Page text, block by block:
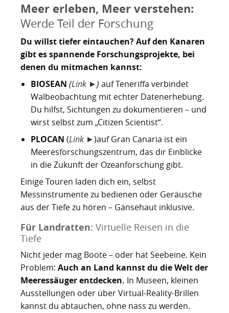
Meer erleben, Meer verstehen:
Werde Teil der Forschung
Du willst tiefer eintauchen? Auf den Kanaren
gibt es spannende Forschungsprojekte, bei
denen du mitmachen kannst:
BIOSEAN (Link ►) auf Teneriffa verbindet
Walbeobachtung mit echter Datenerhebung.
Du hilfst, Sichtungen zu dokumentieren – und
wirst selbst zum „Citizen Scientist“.
PLOCAN(Link ►)auf Gran Canaria ist ein
Meeresforschungszentrum, das dir Einblicke
in die Zukunft der Ozeanforschung gibt.
Einige Touren laden dich ein, selbst
Messinstrumente zu bedienen oder Geräusche
aus der Tiefe zu hören – Gänsehaut inklusive.
Für Landratten: Virtuelle Reisen in die
Tiefe
Nicht jeder mag Boote – oder hat Seebeine. Kein
Problem:Auch an Land kannst du die Welt der
Meeressäuger entdecken. In Museen, kleinen
Ausstellungen oder über Virtual-Reality-Brillen
kannst du abtauchen, ohne nass zu werden.